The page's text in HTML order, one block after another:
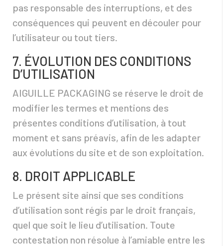
pas responsable des interruptions, et des
conséquences qui peuvent en découler pour
l’utilisateur ou tout tiers.
7. ÉVOLUTION DES CONDITIONS
D’UTILISATION
AIGUILLE PACKAGING se réserve le droit de
modifier les termes et mentions des
présentes conditions d’utilisation, à tout
moment et sans préavis, afin de les adapter
aux évolutions du site et de son exploitation.
8. DROIT APPLICABLE
Le présent site ainsi que ses conditions
d’utilisation sont régis par le droit français,
quel que soit le lieu d’utilisation. Toute
contestation non résolue à l’amiable entre les